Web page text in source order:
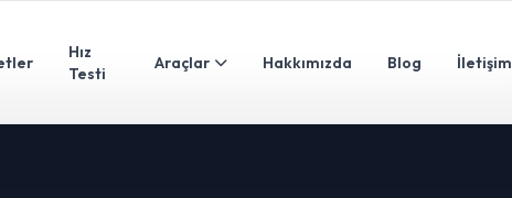
Hız
Testi
Araçlar Hakkımızda Blog İletişim